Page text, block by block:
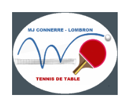
Passer
contenu